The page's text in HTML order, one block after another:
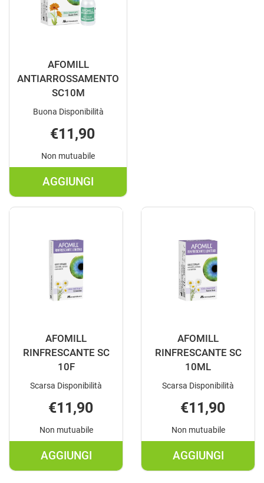
AFOMILL
ANTIARROSSAMENTO
SC10M
Buona Disponibilità
€11,90
Non mutuabile
AGGIUNGI
AGGIUNGI AFOMILL
ANTIARROSSAMENTO
CARRELLO
AFOMILL
RINFRESCANTE SC
10F
Scarsa Disponibilità
€11,90
Non mutuabile
AGGIUNGI
AGGIUNGI AFOMILL
AFOMILL
RINFRESCANTE SC
10ML
Scarsa Disponibilità
€11,90
Non mutuabile
AGGIUNGI
AGGIUNGI